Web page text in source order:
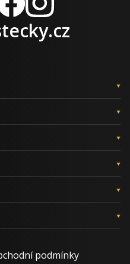
FacebookInstagram
podmínky